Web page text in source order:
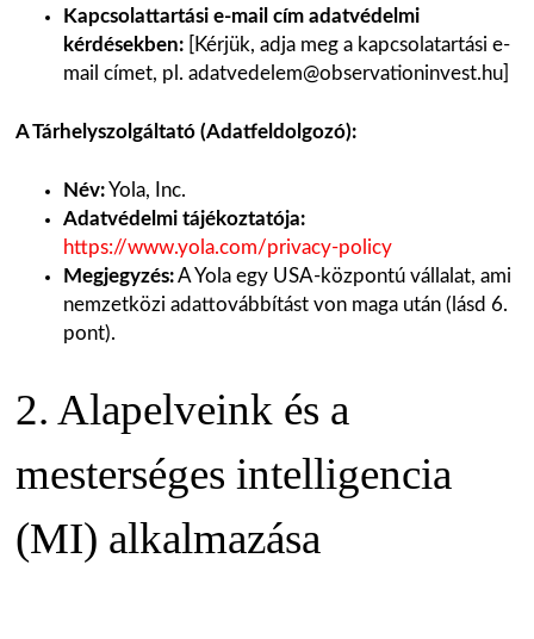
Kapcsolattartási e-mail cím adatvédelmi
kérdésekben:[Kérjük, adja meg a kapcsolatartási e-
mail címet, pl. adatvedelem@observationinvest.hu]
A Tárhelyszolgáltató (Adatfeldolgozó):
Név:Yola, Inc.
Adatvédelmi tájékoztatója:
https://www.yola.com/privacy-policy
Megjegyzés:A Yola egy USA-központú vállalat, ami
nemzetközi adattovábbítást von maga után (lásd 6.
pont).
2. Alapelveink és a
mesterséges intelligencia
(MI) alkalmazása